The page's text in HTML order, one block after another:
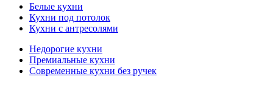
Белые кухни
Кухни под потолок
Кухни с антресолями
Недорогие кухни
Премиальные кухни
Современные кухни без ручек